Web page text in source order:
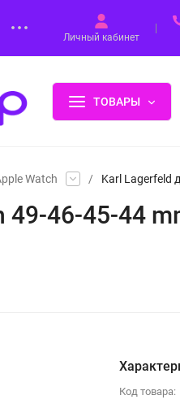
Личный кабинет
ТОВАРЫ
Watch / Karl Lagerfeld
46-45-44
Код товара: